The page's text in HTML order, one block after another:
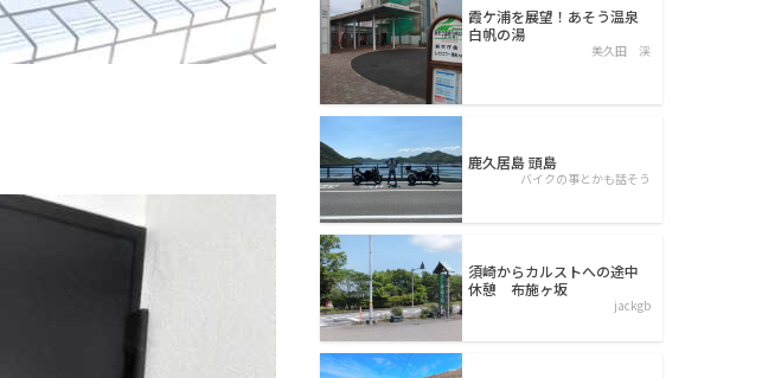
霞ケ浦を展望！あそう温泉
白帆の湯
美久田 渓
鹿久居島 頭島
バイクの事とかも話そう
須崎からカルストへの途中
休憩 布施ヶ坂
jackgb